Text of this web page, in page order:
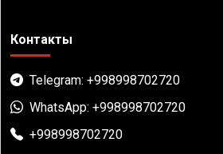
Контакты
Telegram: +998998702720
WhatsApp: +998998702720
+998998702720